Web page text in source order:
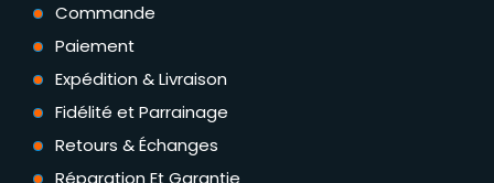
Commande
Paiement
Expédition & Livraison
Fidélité et Parrainage
Retours & Échanges
Réparation Et Garantie